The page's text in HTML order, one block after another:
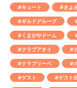
#キュート #きよ
#ギルドグループ
#くまがやドーム
#クラブアオイ #
#クラブリーベ #
#ゲスト #ゲスト